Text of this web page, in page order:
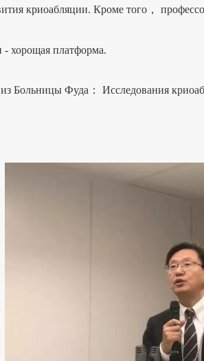
криоабляции. Кроме того，
хорощая платформа.
Больницы Фуда： Исследования